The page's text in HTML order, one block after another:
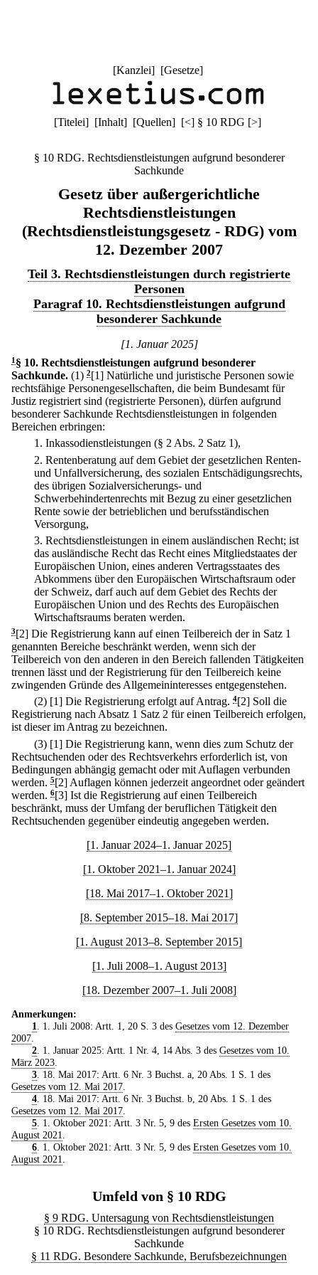
[Kanzlei] [Gesetze]
[Titelei] [Inhalt] [Quellen] [<] § 10 RDG [>]
§ 10 RDG. Rechtsdienstleistungen aufgrund besonderer
Sachkunde
Gesetz über außergerichtliche
Rechtsdienstleistungen
(Rechtsdienstleistungsgesetz - RDG) vom
12. Dezember 2007
Teil 3. Rechtsdienstleistungen durch registrierte
Personen
Paragraf 10. Rechtsdienstleistungen aufgrund
besonderer Sachkunde
[1. Januar 2025]
1 § 10. Rechtsdienstleistungen aufgrund besonderer
Sachkunde. (1) 2[1] Natürliche und juristische Personen sowie
rechtsfähige Personengesellschaften, die beim Bundesamt für
Justiz registriert sind (registrierte Personen), dürfen aufgrund
besonderer Sachkunde Rechtsdienstleistungen in folgenden
Bereichen erbringen:
1. Inkassodienstleistungen (§ 2 Abs. 2 Satz 1),
2. Rentenberatung auf dem Gebiet der gesetzlichen Renten-
und Unfallversicherung, des sozialen Entschädigungsrechts,
des übrigen Sozialversicherungs- und
Schwerbehindertenrechts mit Bezug zu einer gesetzlichen
Rente sowie der betrieblichen und berufsständischen
Versorgung,
3. Rechtsdienstleistungen in einem ausländischen Recht; ist
das ausländische Recht das Recht eines Mitgliedstaates der
Europäischen Union, eines anderen Vertragsstaates des
Abkommens über den Europäischen Wirtschaftsraum oder
der Schweiz, darf auch auf dem Gebiet des Rechts der
Europäischen Union und des Rechts des Europäischen
Wirtschaftsraums beraten werden.
3[2] Die Registrierung kann auf einen Teilbereich der in Satz 1
genannten Bereiche beschränkt werden, wenn sich der
Teilbereich von den anderen in den Bereich fallenden Tätigkeiten
trennen lässt und der Registrierung für den Teilbereich keine
zwingenden Gründe des Allgemeininteresses entgegenstehen.
(2) [1] Die Registrierung erfolgt auf Antrag. 4[2] Soll die
Registrierung nach Absatz 1 Satz 2 für einen Teilbereich erfolgen,
ist dieser im Antrag zu bezeichnen.
(3) [1] Die Registrierung kann, wenn dies zum Schutz der
Rechtsuchenden oder des Rechtsverkehrs erforderlich ist, von
Bedingungen abhängig gemacht oder mit Auflagen verbunden
werden. 5[2] Auflagen können jederzeit angeordnet oder geändert
werden. 6[3] Ist die Registrierung auf einen Teilbereich
beschränkt, muss der Umfang der beruflichen Tätigkeit den
Rechtsuchenden gegenüber eindeutig angegeben werden.
[1. Januar 2024–1. Januar 2025]
[1. Oktober 2021–1. Januar 2024]
[18. Mai 2017–1. Oktober 2021]
[8. September 2015–18. Mai 2017]
[1. August 2013–8. September 2015]
[1. Juli 2008–1. August 2013]
[18. Dezember 2007–1. Juli 2008]
Anmerkungen:
1
. 1. Juli 2008: Artt. 1, 20 S. 3 des Gesetzes vom 12. Dezember
2007
2. 1. Januar 2025: Artt. 1 Nr. 4, 14 Abs. 3 des Gesetzes vom 10.
März 2023
3. 18. Mai 2017: Artt. 6 Nr. 3 Buchst. a, 20 Abs. 1 S. 1 des
Gesetzes vom 12. Mai 2017
4. 18. Mai 2017: Artt. 6 Nr. 3 Buchst. b, 20 Abs. 1 S. 1 des
Gesetzes vom 12. Mai 2017
5. 1. Oktober 2021: Artt. 3 Nr. 5, 9 des Ersten Gesetzes vom 10.
August 2021
6. 1. Oktober 2021: Artt. 3 Nr. 5, 9 des Ersten Gesetzes vom 10.
August 2021
Umfeld von § 10 RDG
§ 9 RDG. Untersagung von Rechtsdienstleistungen
§ 10 RDG. Rechtsdienstleistungen aufgrund besonderer
Sachkunde
§ 11 RDG. Besondere Sachkunde, Berufsbezeichnungen